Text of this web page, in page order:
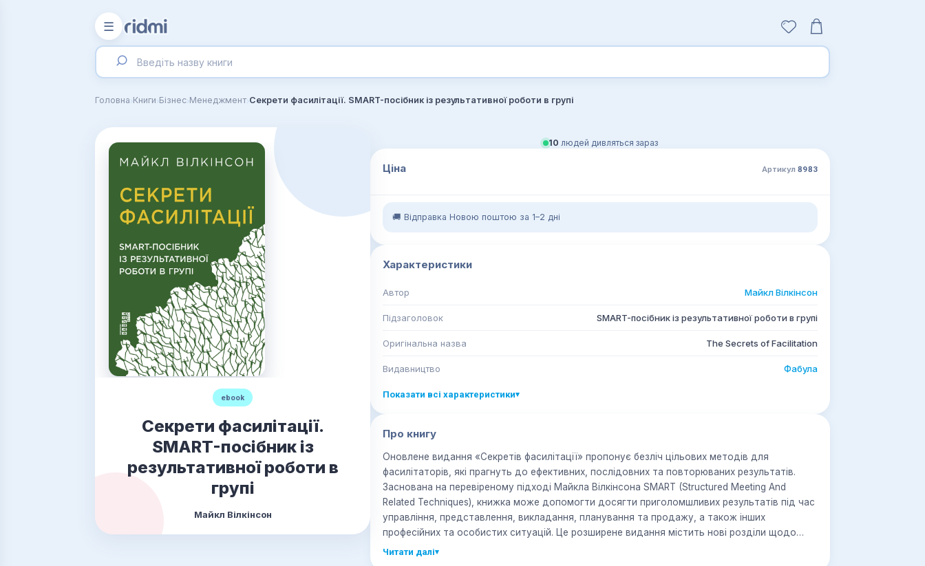
☰
Головна›Книги›Бізнес›Менеджмент›Секрети фасилітації. SMART-посібник із результативної роботи в групі
ebook
Секрети фасилітації.
SMART-посібник із
результативної роботи в
групі
Майкл Вілкінсон
10 людей дивляться зараз
Ціна Артикул8983
🚚 Відправка Новою поштою за 1–2 дні
Характеристики
Автор Майкл Вілкінсон
Підзаголовок SMART-посібник із результативної роботи в групі
Оригінальна назва The Secrets of Facilitation
Видавництво Фабула
Показати всі характеристики▾
Про книгу
Оновлене видання «Секретів фасилітації» пропонує безліч цільових методів для
фасилітаторів, які прагнуть до ефективних, послідовних та повторюваних результатів.
Заснована на перевіреному підході Майкла Вілкінсона SMART (Structured Meeting And
Related Techniques), книжка може допомогти досягти приголомшливих результатів під час
управління, представлення, викладання, планування та продажу, а також інших
професійних та особистих ситуацій. Це розширене видання містить нові розділи щодо
організації віртуальних зустрічей, міжкультурних команд, а також великих груп та
Читати далі▾